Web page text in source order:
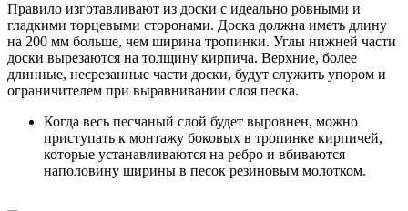
Правило изготавливают из доски с идеально ровными и
гладкими торцевыми сторонами. Доска должна иметь длину
на 200 мм больше, чем ширина тропинки. Углы нижней части
доски вырезаются на толщину кирпича. Верхние, более
длинные, несрезанные части доски, будут служить упором и
ограничителем при выравнивании слоя песка.
Когда весь песчаный слой будет выровнен, можно
приступать к монтажу боковых в тропинке кирпичей,
которые устанавливаются на ребро и вбиваются
наполовину ширины в песок резиновым молотком.